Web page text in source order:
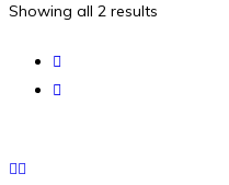
Showing all 2 results